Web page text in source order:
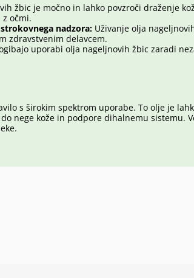
žbic je močno in lahko povzroči draženje
očmi.
nadzora:Uživanje olja
zdravstvenim delavcem.
uporabi olja nageljnovih žbic zaradi
s širokim spektrom uporabe. To olje je
nege kože in podpore dihalnemu sistemu.